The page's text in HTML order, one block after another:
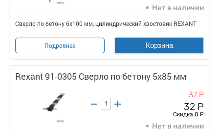
Нет в наличии
Сверло по бетону 6х100 мм, цилиндрический хвостовик REXANT
Подробнее Корзина
Rexant 91-0305 Сверло по бетону 5х85 мм
37 Р
32 Р
Скидка 0 Р
Нет в наличии